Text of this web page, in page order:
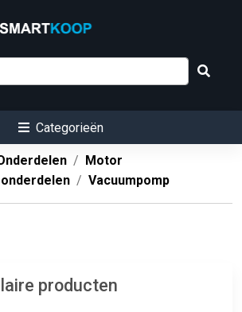
Categorieën
Motor
Vacuumpomp
producten